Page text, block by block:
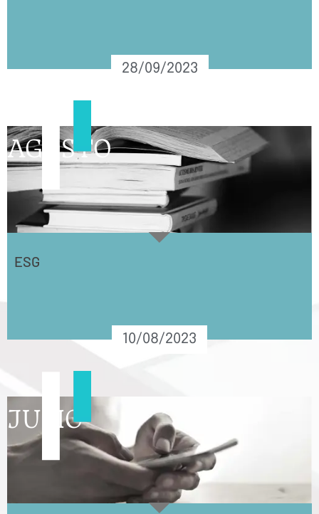
28/09/2023
AGOSTO
ESG
10/08/2023
JULIO